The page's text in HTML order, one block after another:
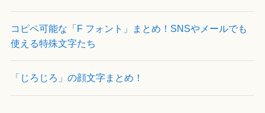
コピペ可能な「F フォント」まとめ！SNSやメールでも
使える特殊文字たち
「じろじろ」の顔文字まとめ！